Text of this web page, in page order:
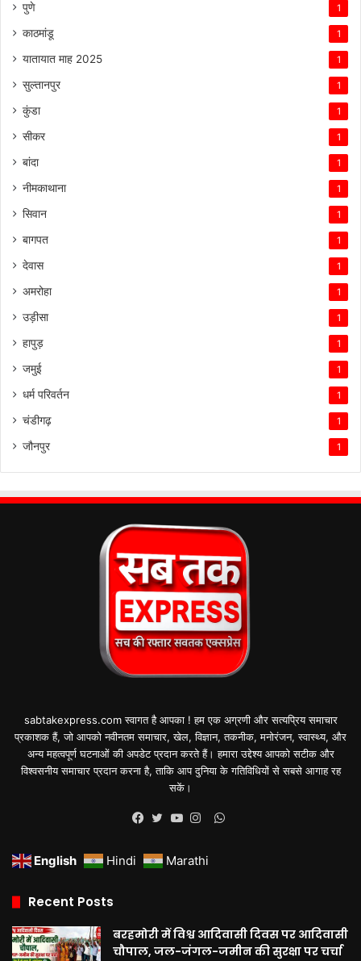
पुणे 1
काठमांडू 1
यातायात माह 2025 1
सुल्तानपुर 1
कुंडा 1
सीकर 1
बांदा 1
नीमकाथाना 1
सिवान 1
बागपत 1
देवास 1
अमरोहा 1
उड़ीसा 1
हापुड़ 1
जमुई 1
धर्म परिवर्तन 1
चंडीगढ़ 1
जौनपुर 1
sabtakexpress.com स्वागत है आपका ! हम एक अग्रणी और सत्यप्रिय समाचार
प्रकाशक हैं, जो आपको नवीनतम समाचार, खेल, विज्ञान, तकनीक, मनोरंजन, स्वास्थ्य, और
अन्य महत्वपूर्ण घटनाओं की अपडेट प्रदान करते हैं। हमारा उद्देश्य आपको सटीक और
विश्वसनीय समाचार प्रदान करना है, ताकि आप दुनिया के गतिविधियों से सबसे आगाह रह
सकें।
WhatsApp
English Hindi Marathi
Recent Posts
बरहमोरी में विश्व आदिवासी दिवस पर आदिवासी
चौपाल, जल-जंगल-जमीन की सुरक्षा पर चर्चा